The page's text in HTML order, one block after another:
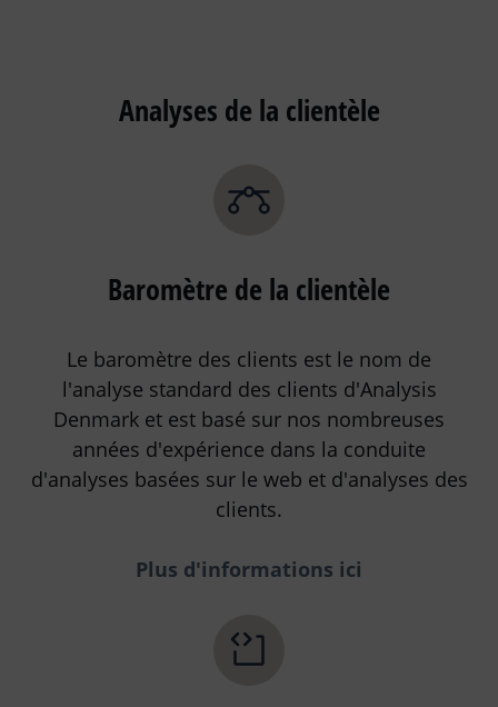
Analyses de la clientèle
Baromètre de la clientèle
Le baromètre des clients est le nom de
l'analyse standard des clients d'Analysis
Denmark et est basé sur nos nombreuses
années d'expérience dans la conduite
d'analyses basées sur le web et d'analyses des
clients.
Plus d'informations ici